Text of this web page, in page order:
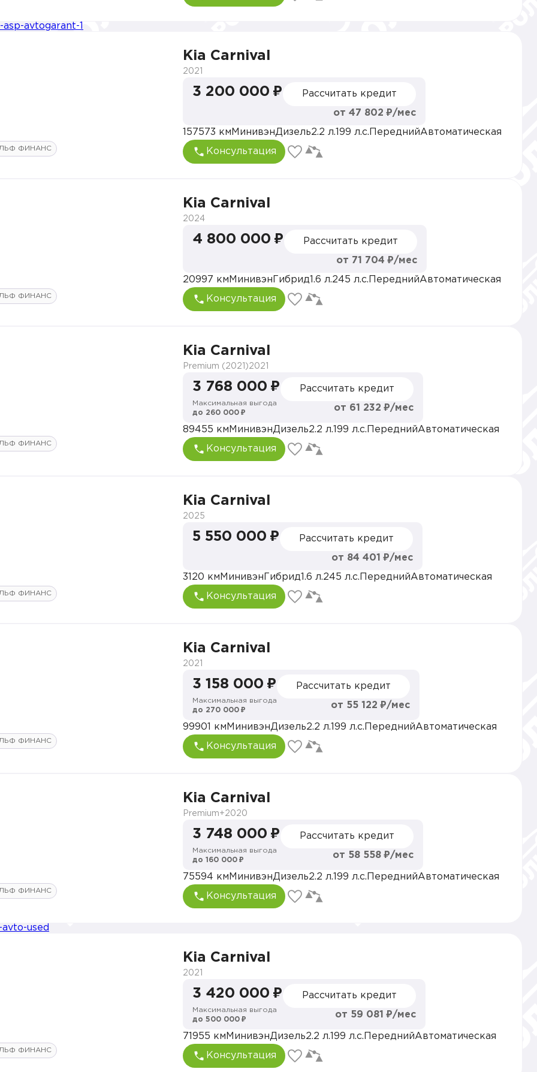
ФИНАНС
Kia Carnival
2021
3 200 000 ₽ Рассчитать кредит
от 47 802 ₽/мес
157573 км МинивэнДизель2.2 л. 199 л.с. ПереднийАвтоматическая
Консультация
ФИНАНС
Kia Carnival
2024
4 800 000 ₽ Рассчитать кредит
от 71 704 ₽/мес
20997 км Минивэн Гибрид 1.6 л.245 л.с. ПереднийАвтоматическая
Консультация
ФИНАНС
Kia Carnival
Premium (2021)2021
3 768 000 ₽
Максимальная выгода
до 260 000 ₽
Рассчитать кредит
от 61 232 ₽/мес
89455 км МинивэнДизель2.2 л. 199 л.с. ПереднийАвтоматическая
Консультация
ФИНАНС
Kia Carnival
2025
5 550 000 ₽ Рассчитать кредит
от 84 401 ₽/мес
3120 км Минивэн Гибрид 1.6 л.245 л.с. ПереднийАвтоматическая
Консультация
ФИНАНС
Kia Carnival
2021
3 158 000 ₽
Максимальная выгода
до 270 000 ₽
Рассчитать кредит
от 55 122 ₽/мес
99901 км МинивэнДизель2.2 л. 199 л.с. ПереднийАвтоматическая
Консультация
ФИНАНС
Kia Carnival
Premium+2020
3 748 000 ₽
Максимальная выгода
до 160 000 ₽
Рассчитать кредит
от 58 558 ₽/мес
75594 км МинивэнДизель2.2 л. 199 л.с. ПереднийАвтоматическая
Консультация
ФИНАНС
Kia Carnival
2021
3 420 000 ₽
Максимальная выгода
до 500 000 ₽
Рассчитать кредит
от 59 081 ₽/мес
71955 км МинивэнДизель2.2 л. 199 л.с. ПереднийАвтоматическая
Консультация